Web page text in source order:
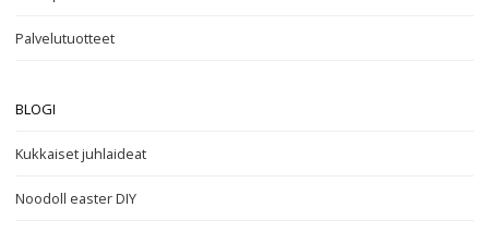
Palvelutuotteet
BLOGI
Kukkaiset juhlaideat
Noodoll easter DIY